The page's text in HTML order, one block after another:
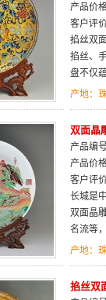
产品价
客户评
掐丝双
掐丝、
盘不仅
产地：
双面晶
产品编
产品价
客户评
长城是
双面晶
名流等
产地：
掐丝双